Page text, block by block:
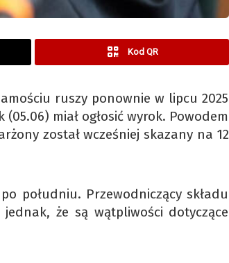
Kod QR
ruszy ponownie w lipcu 2025
miał ogłosić wyrok. Powodem
został wcześniej skazany na 12
południu. Przewodniczący składu
jednak, że są wątpliwości dotyczące